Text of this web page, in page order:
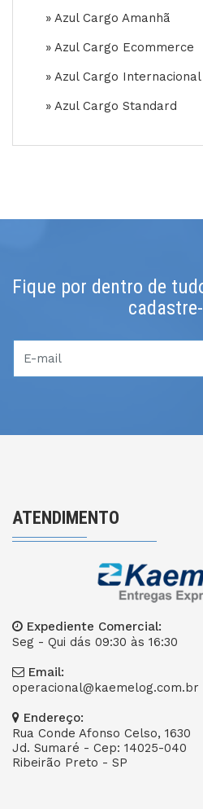
» Azul Cargo Amanhã
» Azul Cargo Ecommerce
» Azul Cargo Internacional
» Azul Cargo Standard
Fique por dentro de
ATENDIMENTO
Expediente Comercial:
Seg - Qui dás 09:30 às 16:30
Email:
operacional@kaemelog.com.br
Endereço:
Rua Conde Afonso Celso, 1630
Jd. Sumaré - Cep: 14025-040
Ribeirão Preto - SP